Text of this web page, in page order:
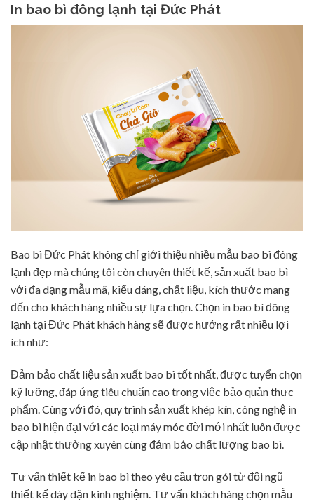
In bao bì đông lạnh tại Đức Phát
Bao bì Đức Phát không chỉ giới thiệu nhiều mẫu bao bì đông
lạnh đẹp mà chúng tôi còn chuyên thiết kế, sản xuất bao bì
với đa dạng mẫu mã, kiểu dáng, chất liệu, kích thước mang
đến cho khách hàng nhiều sự lựa chọn. Chọn in bao bì đông
lạnh tại Đức Phát khách hàng sẽ được hưởng rất nhiều lợi
ích như:
Đảm bảo chất liệu sản xuất bao bì tốt nhất, được tuyển chọn
kỹ lưỡng, đáp ứng tiêu chuẩn cao trong việc bảo quản thực
phẩm. Cùng với đó, quy trình sản xuất khép kín, công nghệ in
bao bì hiện đại với các loại máy móc đời mới nhất luôn được
cập nhật thường xuyên cùng đảm bảo chất lượng bao bì.
Tư vấn thiết kế in bao bì theo yêu cầu trọn gói từ đội ngũ
thiết kế dày dặn kinh nghiệm. Tư vấn khách hàng chọn mẫu